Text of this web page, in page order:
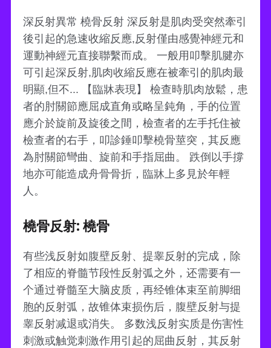
深反射異常 橈骨反射 深反射是肌肉受突然牽引
後引起的急速收縮反應,反射僅由感覺神經元和
運動神經元直接聯繫而成。 一般用叩擊肌腱亦
可引起深反射,肌肉收縮反應在被牽引的肌肉最
明顯,但不... 【臨牀表現】 檢查時肌肉放鬆，患
者的肘關節應屈成直角或略呈鈍角，手的位置
應介於旋前及旋後之間，檢查者的左手托住被
檢查者的右手，叩診錘叩擊橈骨莖突，其反應
為肘關節彎曲、旋前和手指屈曲。 跌倒以手撐
地亦可能造成舟骨骨折，臨牀上多見於年輕
人。
橈骨反射: 橈骨
有些浅反射如腹壁反射、提睾反射的完成，除
了相应的脊髓节段性反射弧之外，还需要有一
个通过脊髓至大脑皮质，再经锥体束至前脚细
胞的反射弧，故锥体束损伤后，腹壁反射与提
睾反射减退或消失。 多数浅反射实质是伤害性
刺激或触觉刺激作用引起的屈曲反射，其反射